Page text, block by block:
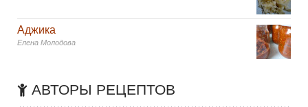
Аджика
Елена Молодова
АВТОРЫ РЕЦЕПТОВ